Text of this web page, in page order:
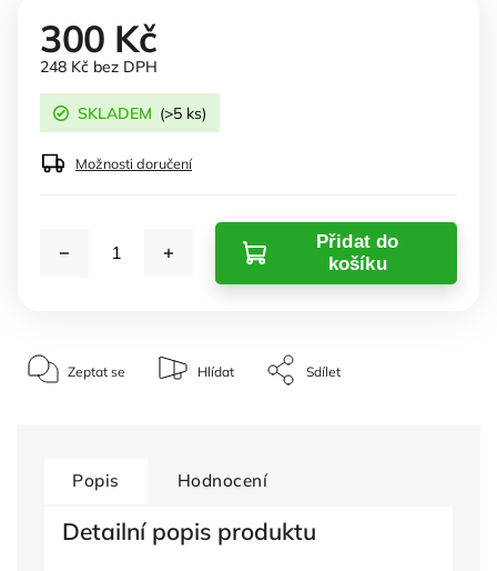
300 Kč
248 Kč bez DPH
SKLADEM (>5 ks)
Možnosti doručení
Přidat do
košíku
Zeptat se Hlídat Sdílet
Popis Hodnocení
Detailní popis produktu